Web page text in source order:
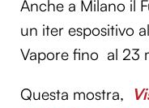
Anche a Milano il
un iter espositivo
Vapore fino al 23
Questa mostra,